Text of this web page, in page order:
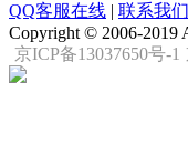
QQ客服在线 | 联系我们
Copyright © 2006-2019
京ICP备13037650号-1